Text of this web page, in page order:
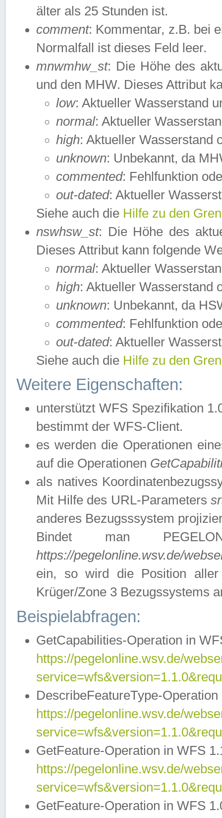
älter als 25 Stunden ist.
comment: Kommentar, z.B. bei
Normalfall ist dieses Feld leer.
mnwmhw_st: Die Höhe des
und den MHW. Dieses Attribut
low: Aktueller Wasserstand
normal: Aktueller
high: Aktueller Wasserstand
unknown: Unbekannt, da
commented: Fehlfunktion
out-dated: Aktueller
Siehe auch die Hilfe zu den
nswhsw_st: Die Höhe des
Dieses Attribut kann folgende
normal: Aktueller
high: Aktueller Wasserstand
unknown: Unbekannt, da
commented: Fehlfunktion
out-dated: Aktueller
Siehe auch die Hilfe zu den
Weitere Eigenschaften:
unterstützt WFS Spezifikation
bestimmt der WFS-Client.
es werden die Operationen
auf die Operationen
als natives
Mit Hilfe des URL-Parameters
anderes Bezugsssystem
Bindet man
https://pegelonline.wsv.de/
ein, so wird die Position
Krüger/Zone 3 Bezugssystems
Beispielabfragen:
GetCapabilities-Operation in
https://pegelonline.wsv.de/
DescribeFeatureType-
https://pegelonline.wsv.de/
GetFeature-Operation in WFS
https://pegelonline.wsv.de/
GetFeature-Operation in WFS